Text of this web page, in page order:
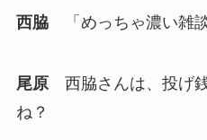
西脇「めっちゃ濃い雑談
尾原西脇さんは、投げ銭
ね？